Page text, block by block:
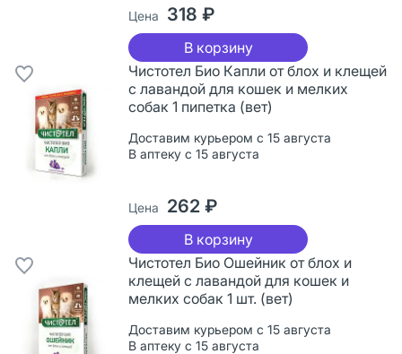
Цена 318 ₽
В корзину
Чистотел Био Капли от блох и клещей
с лавандой для кошек и мелких
собак 1 пипетка (вет)
Доставим курьером с 15 августа
В аптеку с 15 августа
Цена 262 ₽
В корзину
Чистотел Био Ошейник от блох и
клещей с лавандой для кошек и
мелких собак 1 шт. (вет)
Доставим курьером с 15 августа
В аптеку с 15 августа